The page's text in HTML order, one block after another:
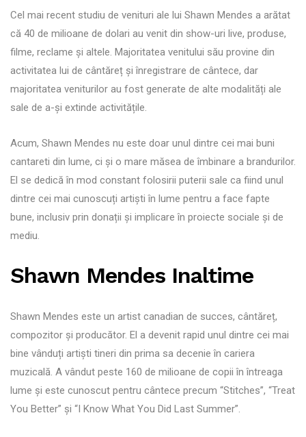
Cel mai recent studiu de venituri ale lui Shawn Mendes a arătat
că 40 de milioane de dolari au venit din show-uri live, produse,
filme, reclame și altele. Majoritatea venitului său provine din
activitatea lui de cântăreț și înregistrare de cântece, dar
majoritatea veniturilor au fost generate de alte modalități ale
sale de a-și extinde activitățile.
Acum, Shawn Mendes nu este doar unul dintre cei mai buni
cantareti din lume, ci și o mare măsea de îmbinare a brandurilor.
El se dedică în mod constant folosirii puterii sale ca fiind unul
dintre cei mai cunoscuți artiști în lume pentru a face fapte
bune, inclusiv prin donații și implicare în proiecte sociale și de
mediu.
Shawn Mendes Inaltime
Shawn Mendes este un artist canadian de succes, cântăreț,
compozitor și producător. El a devenit rapid unul dintre cei mai
bine vânduți artiști tineri din prima sa decenie în cariera
muzicală. A vândut peste 160 de milioane de copii în întreaga
lume și este cunoscut pentru cântece precum “Stitches”, “Treat
You Better” și “I Know What You Did Last Summer”.